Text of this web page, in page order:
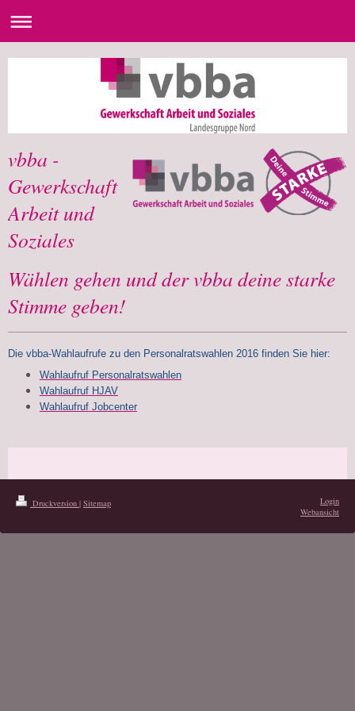
vbba -
Gewerkschaft
Arbeit und
Soziales
Wählen gehen und der vbba deine starke
Stimme geben!
Die vbba-Wahlaufrufe zu den Personalratswahlen 2016 finden Sie hier:
Wahlaufruf Personalratswahlen
Wahlaufruf HJAV
Wahlaufruf Jobcenter
Druckversion | Sitemap
Login
Webansicht